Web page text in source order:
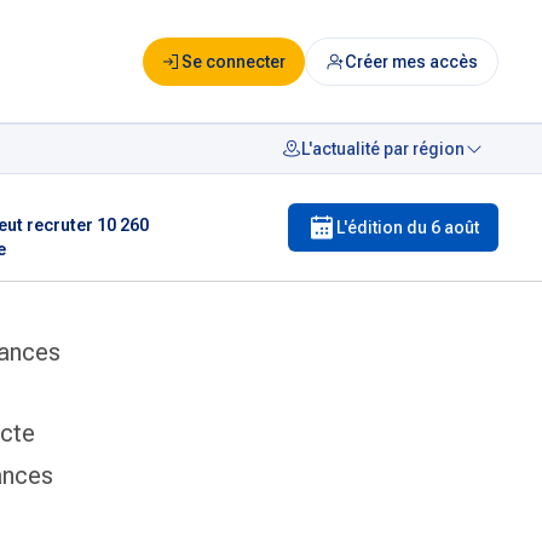
Se connecter Créer mes accès
L'actualité par région
recruter 10 260
L'édition du 6 août